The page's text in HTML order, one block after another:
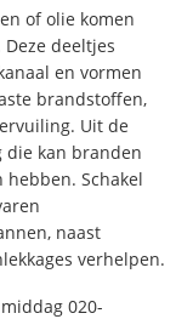
of olie komen
deeltjes
en vormen
brandstoffen,
Uit de
die kan branden
Schakel
naast
verhelpen.
020-